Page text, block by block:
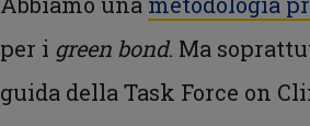
per i green bond. Ma
guida della Task Force on